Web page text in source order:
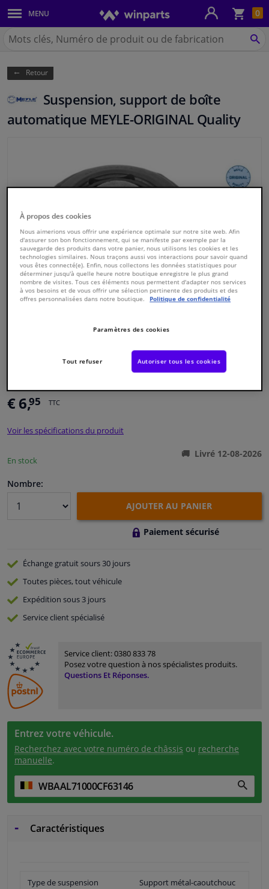
0
MENU
Carrosserie & tôles
Feux & ampoules
Freinage
Système d'échappement
Refroidissement & chauffage
Filtres & liquides
Bagages & transport
Fenêtres & accessoires
Intérieur & ameublement
Styling & Performance
Nettoyage & protection
Promotions et réductions
Chercher
Winparts.be
Retour
Suspension, support de boîte
automatique MEYLE-ORIGINAL Quality
Numéro de produit d'origine:
100 399 0007
€ 6,95 TTC
Voir les spécifications du produit
En stock
Livré 12-08-2026
Nombre:
AJOUTER AU PANIER
Paiement sécurisé
Échange gratuitsours 30 jours
Toutes pièces, tout véhicule
Expédition sous 3 jours
Serviceclient spécialisé
Service client:0380 833 78
Posez votre question à nos spécialistes produits.
Questions Et Réponses.
Entrez votre véhicule.
Recherchez avec votre numéro de châssis ou recherche
manuelle.
Caractéristiques
Type de suspension Support métal-caoutchouc
À propos des cookies
Nous aimerions vous offrir une expérience optimale sur notre site web. Afin
d'assurer son bon fonctionnement, qui se manifeste par exemple par la
sauvegarde des produits dans votre panier, nous utilisons les cookies et les
technologies similaires. Nous traçons aussi vos interactions pour savoir quand
vous êtes connecté(e). Enfin, nous collectons les données statistiques pour
déterminer jusqu'à quelle heure notre boutique enregistre le plus grand
nombre de visites. Tous ces éléments nous permettent d'adapter nos services
à vos besoins et de vous offrir une sélection pertinente des produits et des
offres personnalisées dans notre boutique.
Politique de confidentialité
Paramètres des cookies
Tout refuser Autoriser tous les cookies